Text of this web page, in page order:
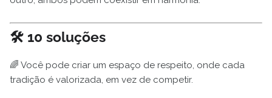
🛠️ 10 soluções
🌈 Você pode criar um espaço de respeito, onde cada
tradição é valorizada, em vez de competir.